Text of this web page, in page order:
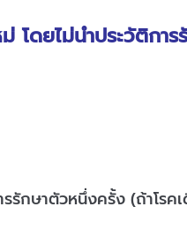
ดยไม่นำประวัติการ
รักษาตัวหนึ่งครั้ง (ถ้าโรค